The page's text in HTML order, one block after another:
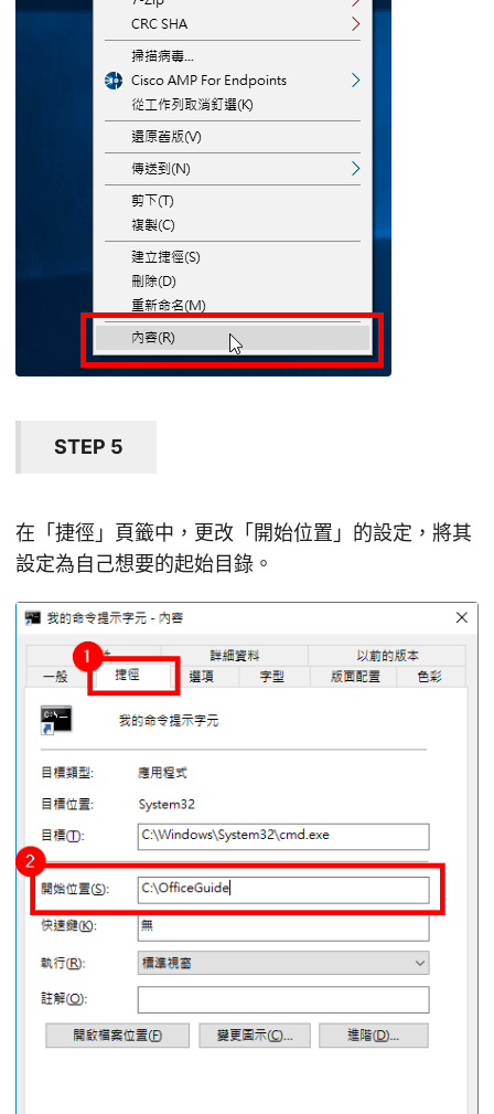
STEP 5
在「捷徑」頁籤中，更改「開始位置」的設定，將其
設定為自己想要的起始目錄。